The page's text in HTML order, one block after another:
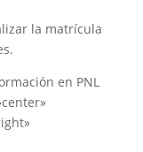
la matrícula
en PNL